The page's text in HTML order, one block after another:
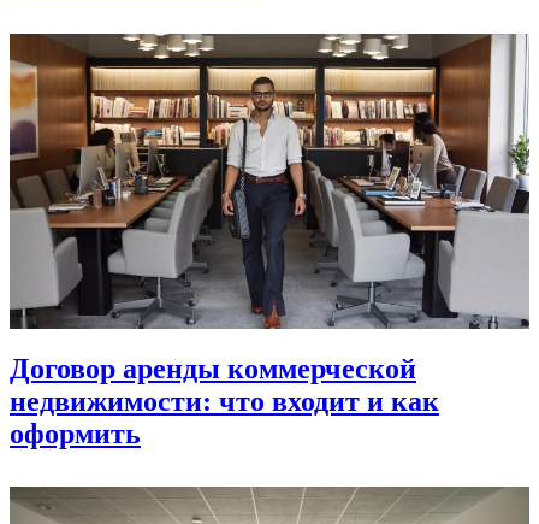
Договор аренды коммерческой
недвижимости: что входит и как
оформить